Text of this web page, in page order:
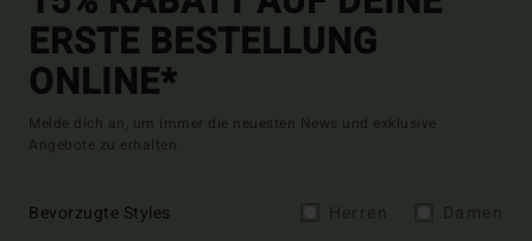
ERSTE BESTELLUNG
ONLINE*
Melde dich an, um immer die neuesten News und exklusive
Angebote zu erhalten.
Bevorzugte Styles